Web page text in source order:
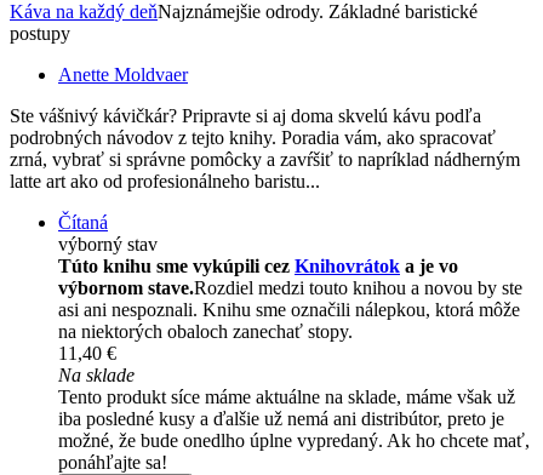
Káva na každý deňNajznámejšie odrody. Základné baristické
postupy
Anette Moldvaer
Ste vášnivý kávičkár? Pripravte si aj doma skvelú kávu podľa
podrobných návodov z tejto knihy. Poradia vám, ako spracovať
zrná, vybrať si správne pomôcky a zavŕšiť to napríklad nádherným
latte art ako od profesionálneho baristu...
Čítaná
výborný stav
Túto knihu sme vykúpili cez Knihovrátok a je vo
výbornom stave.Rozdiel medzi touto knihou a novou by ste
asi ani nespoznali. Knihu sme označili nálepkou, ktorá môže
na niektorých obaloch zanechať stopy.
11,40 €
Na sklade
Tento produkt síce máme aktuálne na sklade, máme však už
iba posledné kusy a ďalšie už nemá ani distribútor, preto je
možné, že bude onedlho úplne vypredaný. Ak ho chcete mať,
ponáhľajte sa!